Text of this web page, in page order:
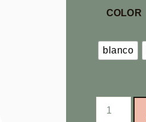
COLOR
blanco